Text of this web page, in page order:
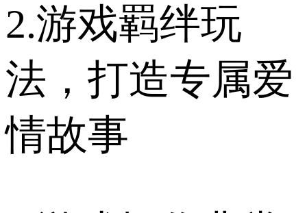
2.游戏羁绊玩
法，打造专属爱
情故事